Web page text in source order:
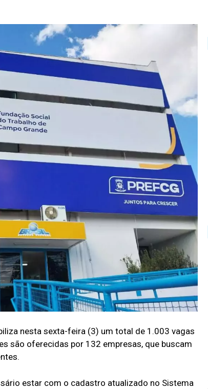
nesta sexta-feira (3) um total de 1.003 vagas
são oferecidas por 132 empresas, que buscam
estar com o cadastro atualizado no Sistema